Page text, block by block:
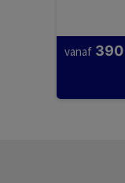
vanaf 390